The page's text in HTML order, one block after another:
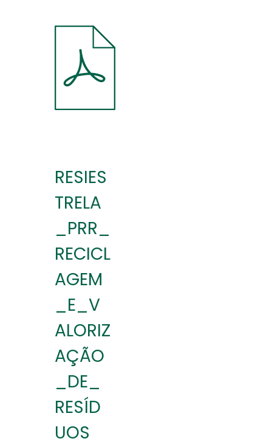
RESIES
TRELA
_PRR_
RECICL
AGEM
_E_V
ALORIZ
AÇÃO
_DE_
RESÍD
UOS